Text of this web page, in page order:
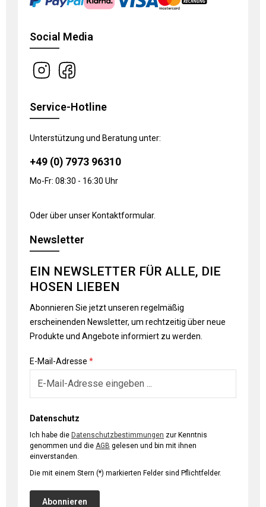
Social Media
Service-Hotline
Unterstützung und Beratung unter:
+49 (0) 7973 96310
Mo-Fr: 08:30 - 16:30 Uhr
Oder über unser Kontaktformular.
Newsletter
EIN NEWSLETTER FÜR ALLE, DIE
HOSEN LIEBEN
Abonnieren Sie jetzt unseren regelmäßig
erscheinenden Newsletter, um rechtzeitig über neue
Produkte und Angebote informiert zu werden.
E-Mail-Adresse *
Datenschutz
Ich habe die Datenschutzbestimmungen
genommen und die AGB
einverstanden.
Die mit einem Stern (*) markierten Felder sind Pflichtfelder.
Abonnieren